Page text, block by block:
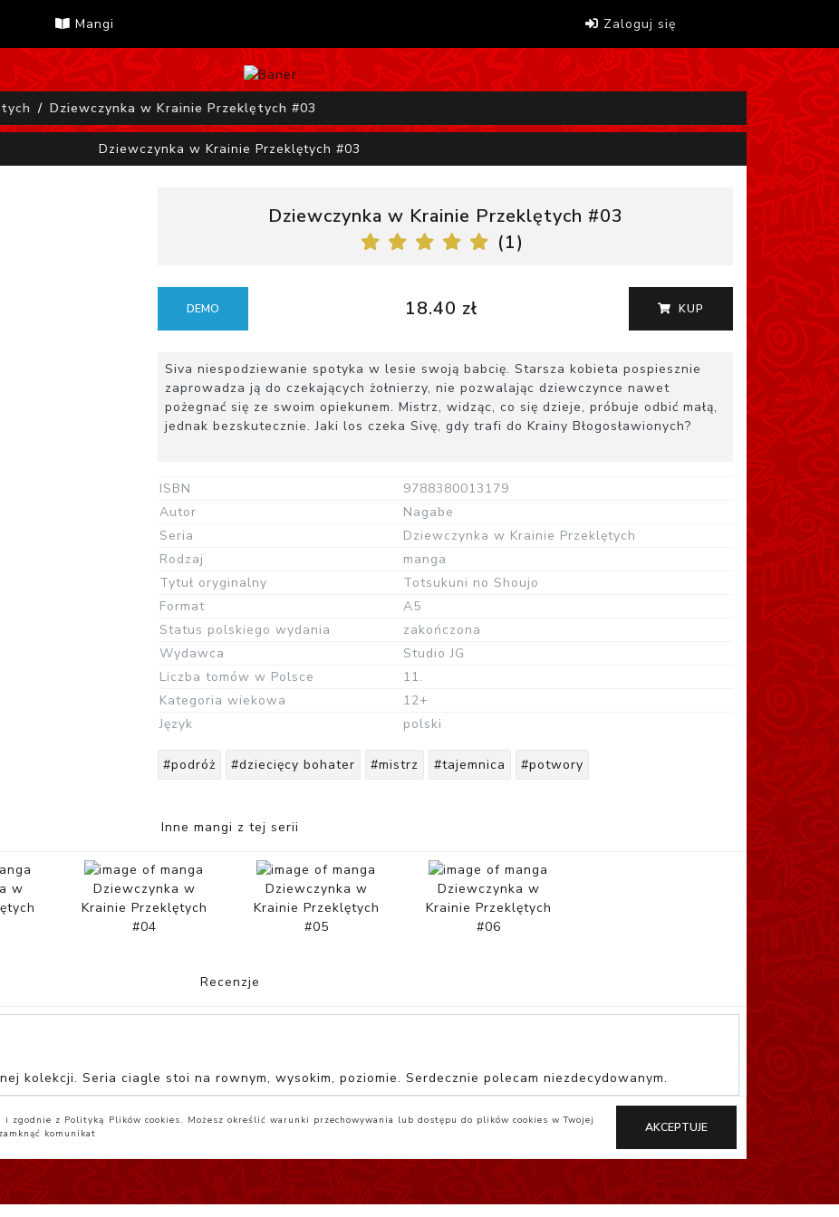
Mangi Zaloguj się
Dziewczynka w Krainie Przeklętych #03
Dziewczynka w Krainie Przeklętych #03
Dziewczynka w Krainie Przeklętych #03
(1)
DEMO 18.40 zł KUP
Siva niespodziewanie spotyka w lesie swoją babcię. Starsza kobieta pospiesznie
zaprowadza ją do czekających żołnierzy, nie pozwalając dziewczynce nawet
pożegnać się ze swoim opiekunem. Mistrz, widząc, co się dzieje, próbuje odbić małą,
jednak bezskutecznie. Jaki los czeka Sivę, gdy trafi do Krainy Błogosławionych?
ISBN
9788380013179
Autor
Nagabe
Seria
Dziewczynka w Krainie Przeklętych
Rodzaj
manga
Tytuł oryginalny
Totsukuni no Shoujo
Format
A5
Status polskiego wydania
zakończona
Wydawca
Studio JG
Liczba tomów w Polsce
11.
Kategoria wiekowa
12+
Język
polski
#podróż #dziecięcy bohater #mistrz #tajemnica #potwory
Inne mangi z tej serii
w
Dziewczynka w
Krainie Przeklętych
#04
Dziewczynka w
Krainie Przeklętych
#05
Dziewczynka w
Krainie Przeklętych
#06
Recenzje
kolekcji. Seria ciagle stoi na rownym, wysokim, poziomie. Serdecznie polecam niezdecydowanym.
zgodnie z Polityką Plików cookies. Możesz określić warunki przechowywania lub dostępu do plików cookies w Twojej
komunikat AKCEPTUJE